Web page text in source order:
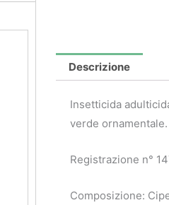
Descrizione
Insetticida
verde
Registrazione n°
Composizione: